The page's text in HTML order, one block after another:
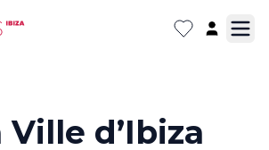
d’Ibiza